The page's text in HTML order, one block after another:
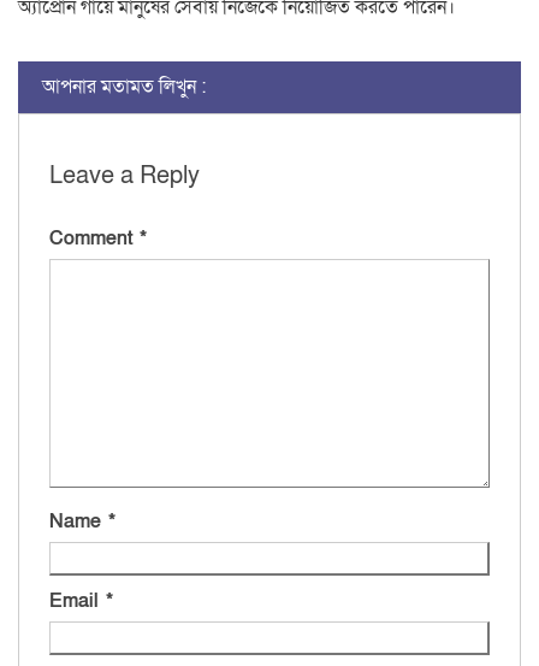
অ্যাপ্রোন গায়ে মানুষের সেবায় নিজেকে নিয়োজিত করতে পারেন।
আপনার মতামত লিখুন :
Leave a Reply
Comment *
Name *
Email *